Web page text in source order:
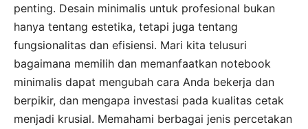
penting. Desain minimalis untuk profesional bukan
hanya tentang estetika, tetapi juga tentang
fungsionalitas dan efisiensi. Mari kita telusuri
bagaimana memilih dan memanfaatkan notebook
minimalis dapat mengubah cara Anda bekerja dan
berpikir, dan mengapa investasi pada kualitas cetak
menjadi krusial. Memahami berbagai jenis percetakan